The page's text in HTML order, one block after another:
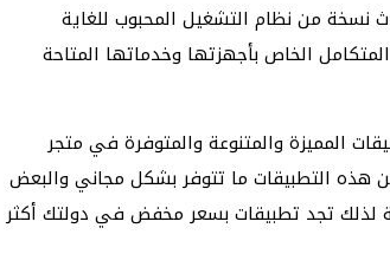
شركة مايكروسوفت نظام ويندوز 11 في أحدث نسخة من نظام التشغيل المحبوب للغاية
الخاص بأجهزتها وخدماتها المتاحة
المميزة والمتنوعة والمتوفرة في متجر
مايكروسوفت والتي يمكن أن تحسن استخدام ويندوز 11، من هذه التطبيقات ما تتوفر بشكل مجاني والبعض
لذلك تجد تطبيقات بسعر مخفض في دولتك أكثر